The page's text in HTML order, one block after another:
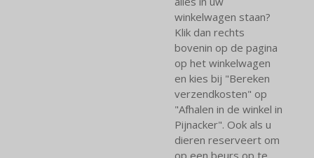
winkelwagen staan?
Klik dan rechts
bovenin op de pagina
op het winkelwagen
en kies bij "Bereken
verzendkosten" op
"Afhalen in de winkel in
Pijnacker". Ook als u
dieren reserveert om
op een beurs op te